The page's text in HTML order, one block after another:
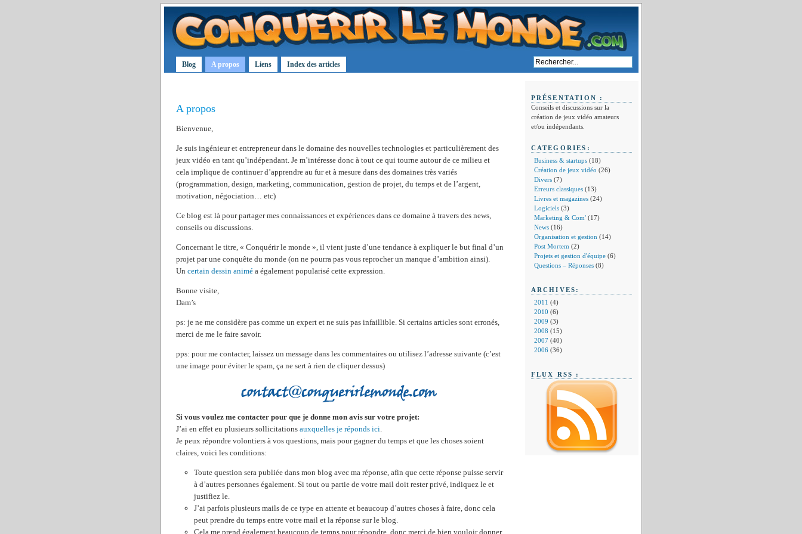
Blog A propos Liens Index des articles
A propos
Bienvenue,
Je suis ingénieur et entrepreneur dans le domaine des nouvelles technologies et particulièrement des
jeux vidéo en tant qu’indépendant. Je m’intéresse donc à tout ce qui tourne autour de ce milieu et
cela implique de continuer d’apprendre au fur et à mesure dans des domaines très variés
(programmation, design, marketing, communication, gestion de projet, du temps et de l’argent,
motivation, négociation… etc)
Ce blog est là pour partager mes connaissances et expériences dans ce domaine à travers des news,
conseils ou discussions.
Concernant le titre, « Conquérir le monde », il vient juste d’une tendance à expliquer le but final d’un
projet par une conquête du monde (on ne pourra pas vous reprocher un manque d’ambition ainsi).
Un certain dessin animéa également popularisé cette expression.
Bonne visite,
Dam’s
ps: je ne me considère pas comme un expert et ne suis pas infaillible. Si certains articles sont erronés,
merci de me le faire savoir.
pps: pour me contacter, laissez un message dans les commentaires ou utilisez l’adresse suivante (c’est
une image pour éviter le spam, ça ne sert à rien de cliquer dessus)
Si vous voulez me contacter pour que je donne mon avis sur votre projet:
J’ai en effet eu plusieurs sollicitations auxquelles je réponds ici.
Je peux répondre volontiers à vos questions, mais pour gagner du temps et que les choses soient
claires, voici les conditions:
Toute question sera publiée dans mon blog avec ma réponse, afin que cette réponse puisse servir
à d’autres personnes également. Si tout ou partie de votre mail doit rester privé, indiquez le et
justifiez le.
J’ai parfois plusieurs mails de ce type en attente et beaucoup d’autres choses à faire, donc cela
peut prendre du temps entre votre mail et la réponse sur le blog.
Cela me prend également beaucoup de temps pour répondre, donc merci de bien vouloir donner
PRÉSENTATION :
Conseils et discussions sur la
création de jeux vidéo amateurs
et/ou indépendants.
CATEGORIES:
Business & startups(18)
Création de jeux vidéo (26)
Divers(7)
Erreurs classiques(13)
Livres et magazines(24)
Logiciels(3)
Marketing & Com'(17)
News(16)
Organisation et gestion (14)
Post Mortem (2)
Projets et gestion d'équipe(6)
Questions – Réponses(8)
ARCHIVES:
2011 (4)
2010 (6)
2009 (3)
2008 (15)
2007(40)
2006(36)
FLUX RSS :